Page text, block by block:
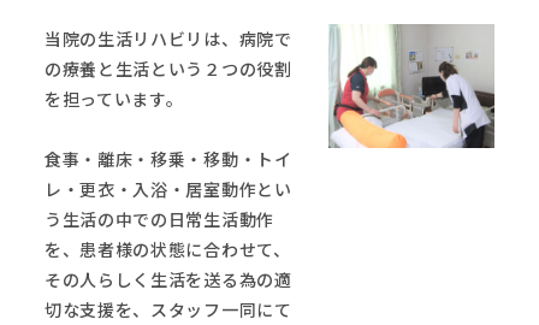
当院の生活リハビリは、病院で
の療養と生活という２つの役割
を担っています。
食事・離床・移乗・移動・トイ
レ・更衣・入浴・居室動作とい
う生活の中での日常生活動作
を、患者様の状態に合わせて、
その人らしく生活を送る為の適
切な支援を、スタッフ一同にて